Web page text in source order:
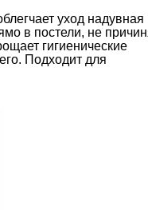
уход надувная
в постели, не
гигиенические
Подходит для